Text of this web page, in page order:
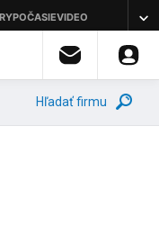
Hľadať firmu